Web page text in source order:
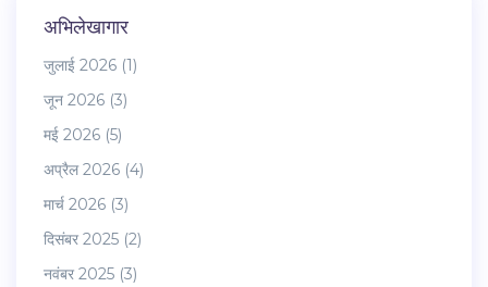
अभिलेखागार
जुलाई 2026 (1)
जून 2026 (3)
मई 2026 (5)
अप्रैल 2026 (4)
मार्च 2026 (3)
दिसंबर 2025 (2)
नवंबर 2025 (3)